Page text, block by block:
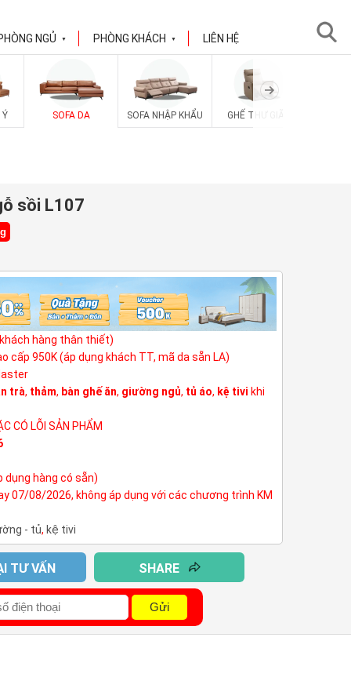
NGỦ ▼ PHÒNG KHÁCH ▼ LIÊN HỆ
Ý SOFA DA SOFA NHẬP KHẨU GHẾ THƯ GIÃN
sồi L107
hàng thân thiết)
cấp 950K (áp dụng khách TT, mã da sẵn LA)
trà, thảm, bàn ghế ăn, giường ngủ, tủ áo, kệ tivi khi
CÓ LỖI SẢN PHẨM
dụng hàng có sẵn)
07/08/2026, không áp dụng với các chương trình KM
- tủ, kệ tivi
TƯ VẤN SHARE
Gửi